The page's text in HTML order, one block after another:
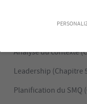
Les essentiels de la
Analyse du contexte
Leadership (Chapitre
Planification du SMQ